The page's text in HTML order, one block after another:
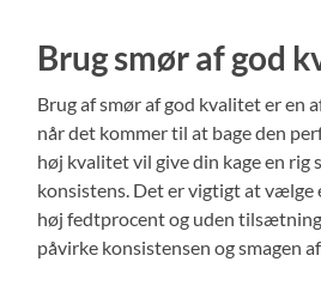
Brug smør af god
Brug af smør af god kvalitet er en
når det kommer til at bage den
høj kvalitet vil give din kage en rig
konsistens. Det er vigtigt at vælge
høj fedtprocent og uden
påvirke konsistensen og smagen